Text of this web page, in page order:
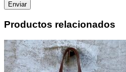
Productos relacionados